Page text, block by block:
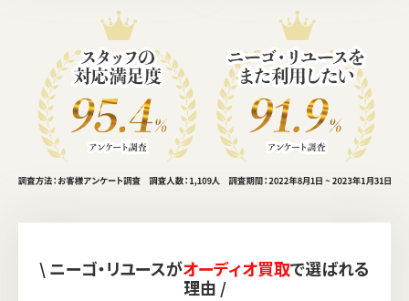
\ ニーゴ・リユースがオーディオ買取で選ばれる
理由 /